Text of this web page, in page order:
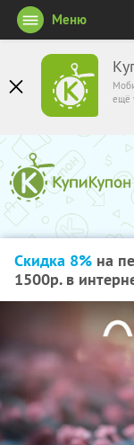
ещё
Меню
Скидка 8% на
1500р. в